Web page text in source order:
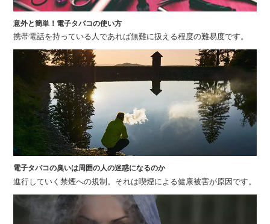
意外と簡単！電子タバコの使い方
携帯電話を持っている人であれば無難に扱える程度の難易度です。
電子タバコの臭いは周囲の人の迷惑になるのか
進行していく禁煙への規制。それは喫煙による健康被害が原因です。